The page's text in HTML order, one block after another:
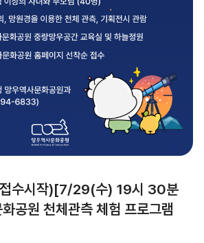
수시작)[7/29(수) 19시 30분
공원 천체관측 체험 프로그램